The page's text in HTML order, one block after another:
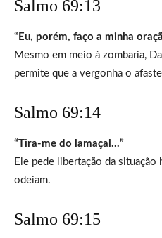
Salmo 69:13
“Eu, porém, faço a minha
Mesmo em meio à zombaria,
permite que a vergonha o
Salmo 69:14
“Tira-me do lamaçal…”
Ele pede libertação da situação
odeiam.
Salmo 69:15